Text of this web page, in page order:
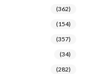
(362)
(154)
(357)
(34)
(282)